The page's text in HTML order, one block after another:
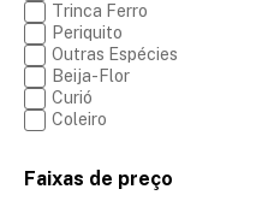
Trinca Ferro
Periquito
Outras Espécies
Beija-Flor
Curió
Coleiro
Faixas de preço